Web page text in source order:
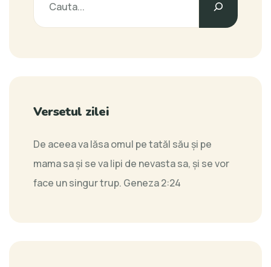
Versetul zilei
De aceea va lăsa omul pe tatăl său şi pe
mama sa şi se va lipi de nevasta sa, şi se vor
face un singur trup. Geneza 2:24